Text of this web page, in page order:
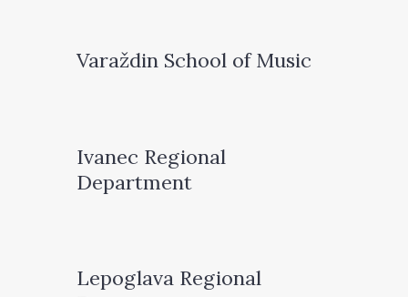
Varaždin School of Music
Ivanec Regional
Department
Lepoglava Regional